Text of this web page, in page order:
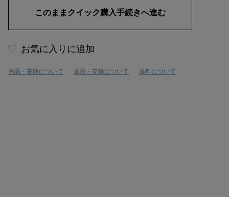
お気に入りに追加
商品・在庫について 返品・交換について 送料について